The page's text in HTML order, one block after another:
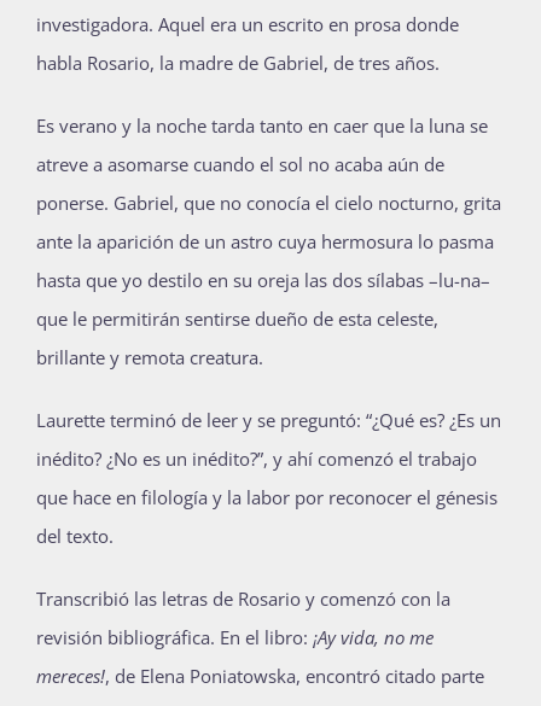
investigadora. Aquel era un escrito en prosa donde
habla Rosario, la madre de Gabriel, de tres años.
Es verano y la noche tarda tanto en caer que la luna se
atreve a asomarse cuando el sol no acaba aún de
ponerse. Gabriel, que no conocía el cielo nocturno, grita
ante la aparición de un astro cuya hermosura lo pasma
hasta que yo destilo en su oreja las dos sílabas –lu-na–
que le permitirán sentirse dueño de esta celeste,
brillante y remota creatura.
Laurette terminó de leer y se preguntó: “¿Qué es? ¿Es un
inédito? ¿No es un inédito?”, y ahí comenzó el trabajo
que hace en filología y la labor por reconocer el génesis
del texto.
Transcribió las letras de Rosario y comenzó con la
revisión bibliográfica. En el libro: ¡Ay vida, no me
mereces!, de Elena Poniatowska, encontró citado parte